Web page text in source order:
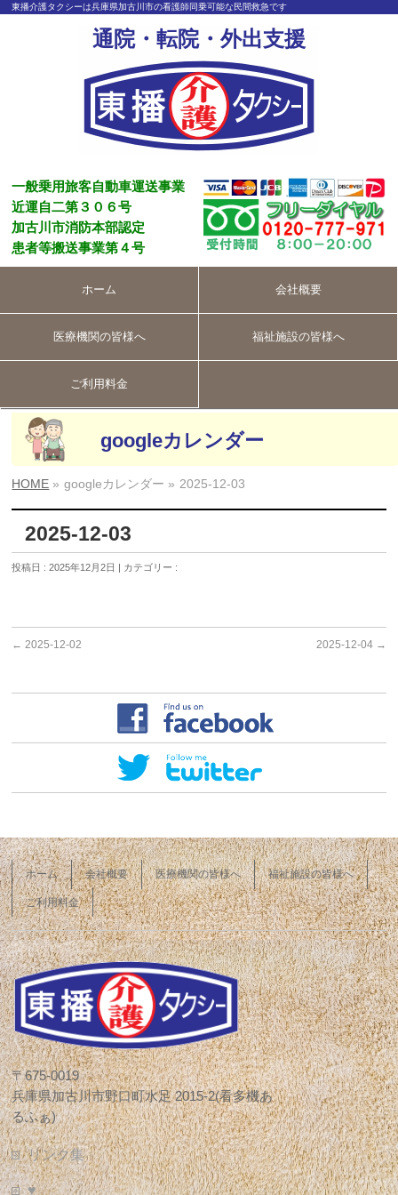
東播介護タクシーは兵庫県加古川市の看護師同乗可能な民間救急です
通院・転院・外出支援
一般乗用旅客自動車運送事業
近運自二第３０６号
加古川市消防本部認定
患者等搬送事業第４号
ホーム 会社概要
医療機関の皆様へ 福祉施設の皆様へ
ご利用料金
googleカレンダー
HOME » googleカレンダー » 2025-12-03
2025-12-03
投稿日 : 2025年12月2日 | カテゴリー :
← 2025-12-02 2025-12-04 →
ホーム 会社概要 医療機関の皆様へ 福祉施設の皆様へ
ご利用料金
〒675-0019
兵庫県加古川市野口町水足 2015-2(看多機あ
るふぁ)
リンク集
♥